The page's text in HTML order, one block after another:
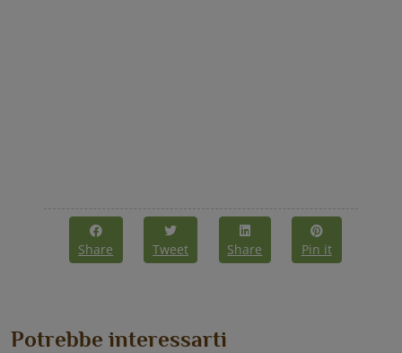
Share Tweet Share Pin it
Potrebbe interessarti